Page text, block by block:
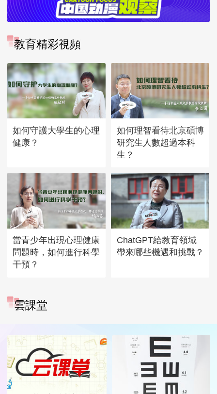
教育精彩視頻
如何守護大學生的心理
健康？
如何理智看待北京碩博
研究生人數超過本科
生？
當青少年出現心理健康
問題時，如何進行科學
干預？
ChatGPT給教育領域
帶來哪些機遇和挑戰？
雲課堂